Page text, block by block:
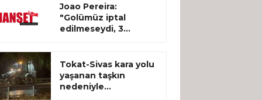
Joao Pereira:
"Golümüz iptal
edilmeseydi, 3...
Tokat-Sivas kara yolu
yaşanan taşkın
nedeniyle...